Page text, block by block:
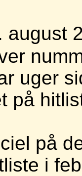
august
uger
på
på
i